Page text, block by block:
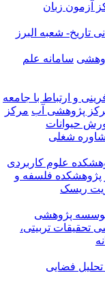
آزمون زبان
تاریخ- شعبه البرز
سامانه علم
و ارتباط با جامعه
پژوهشی آب مرکز
حیوانات
شغلی
علوم کاربردی
فلسفه و
ریسک
پژوهشی
تربیتی،
فضایی